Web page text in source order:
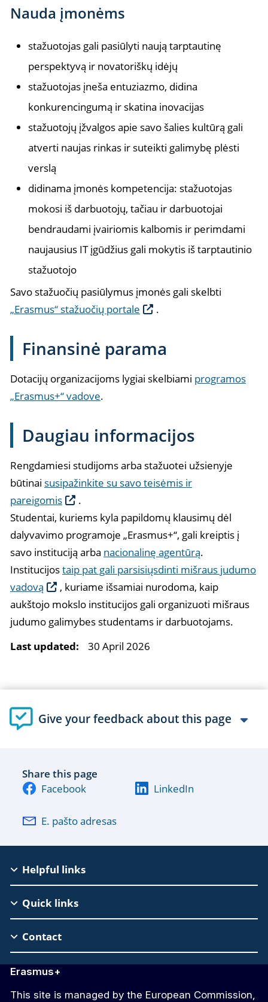
Nauda įmonėms
stažuotojas gali pasiūlyti naują tarptautinę
perspektyvą ir novatoriškų idėjų
stažuotojas įneša entuziazmo, didina
konkurencingumą ir skatina inovacijas
stažuotojų įžvalgos apie savo šalies kultūrą gali
atverti naujas rinkas ir suteikti galimybę plėsti
verslą
didinama įmonės kompetencija: stažuotojas
mokosi iš darbuotojų, tačiau ir darbuotojai
bendraudami įvairiomis kalbomis ir perimdami
naujausius IT įgūdžius gali mokytis iš tarptautinio
stažuotojo
Savo stažuočių pasiūlymus įmonės gali skelbti
„Erasmus“ stažuočių portale
.
Finansinė parama
Dotacijų organizacijoms lygiai skelbiami programos
„Erasmus+“ vadove.
Daugiau informacijos
Rengdamiesi studijoms arba stažuotei užsienyje
būtinai susipažinkite su savo teisėmis ir
pareigomis
.
Studentai, kuriems kyla papildomų klausimų dėl
dalyvavimo programoje „Erasmus+“, gali kreiptis į
savo instituciją arba nacionalinę agentūrą.
Institucijostaip pat gali parsisiųsdinti mišraus judumo
vadovą
, kuriame išsamiai nurodoma, kaip
aukštojo mokslo institucijos gali organizuoti mišraus
judumo galimybes studentams ir darbuotojams.
Last updated:
30 April 2026
Give your feedback about this page
Share this page
Facebook
LinkedIn
E. pašto adresas
EAC
Footer
Helpful links
Quick links
Contact
Erasmus+
This site is managed by the European Commission,